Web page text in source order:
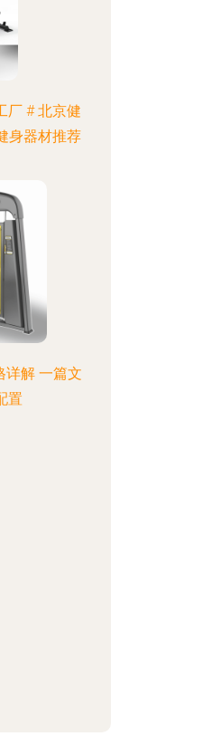
厂 # 北京健
身器材推荐
详解 一篇文
置